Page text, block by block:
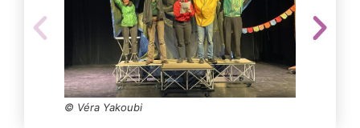
© Véra Yakoubi